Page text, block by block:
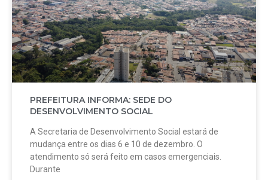
PREFEITURA INFORMA: SEDE DO
DESENVOLVIMENTO SOCIAL
A Secretaria de Desenvolvimento Social estará de
mudança entre os dias 6 e 10 de dezembro. O
atendimento só será feito em casos emergenciais.
Durante